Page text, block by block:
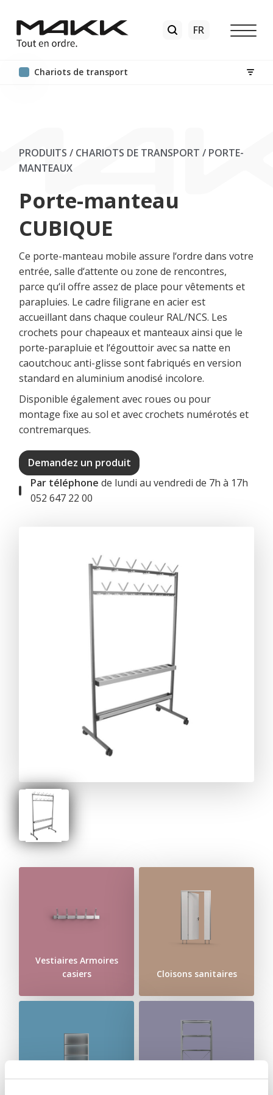
Chariots de transport
PRODUITS / CHARIOTS DE TRANSPORT / PORTE-
MANTEAUX
Porte-manteau
CUBIQUE
Ce porte-manteau mobile assure l‘ordre dans votre
entrée, salle d‘attente ou zone de rencontres,
parce qu‘il offre assez de place pour vêtements et
parapluies. Le cadre filigrane en acier est
accueillant dans chaque couleur RAL/NCS. Les
crochets pour chapeaux et manteaux ainsi que le
porte-parapluie et l‘égouttoir avec sa natte en
caoutchouc anti-glisse sont fabriqués en version
standard en aluminium anodisé incolore.
Disponible également avec roues ou pour
montage fixe au sol et avec crochets numérotés et
contremarques.
Demandez un produit
Par téléphone de lundi au vendredi de 7h à 17h
052 647 22 00
Vestiaires Armoires
casiers
Cloisons sanitaires